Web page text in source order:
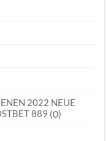
2022 NEUE
889 (0)